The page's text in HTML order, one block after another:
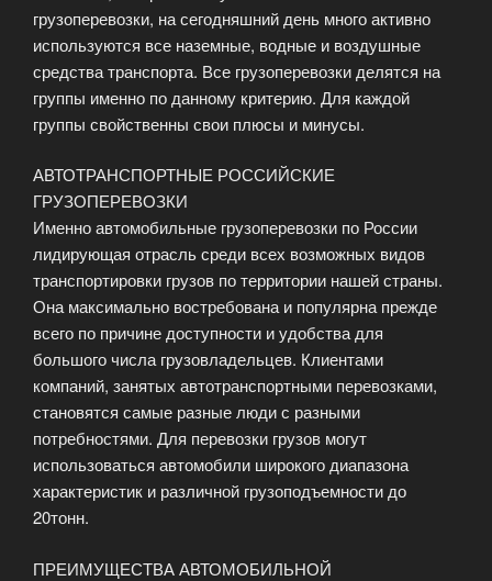
грузоперевозки, на сегодняшний день много активно
используются все наземные, водные и воздушные
средства транспорта. Все грузоперевозки делятся на
группы именно по данному критерию. Для каждой
группы свойственны свои плюсы и минусы.
АВТОТРАНСПОРТНЫЕ РОССИЙСКИЕ
ГРУЗОПЕРЕВОЗКИ
Именно автомобильные грузоперевозки по России
лидирующая отрасль среди всех возможных видов
транспортировки грузов по территории нашей страны.
Она максимально востребована и популярна прежде
всего по причине доступности и удобства для
большого числа грузовладельцев. Клиентами
компаний, занятых автотранспортными перевозками,
становятся самые разные люди с разными
потребностями. Для перевозки грузов могут
использоваться автомобили широкого диапазона
характеристик и различной грузоподъемности до
20тонн.
ПРЕИМУЩЕСТВА АВТОМОБИЛЬНОЙ